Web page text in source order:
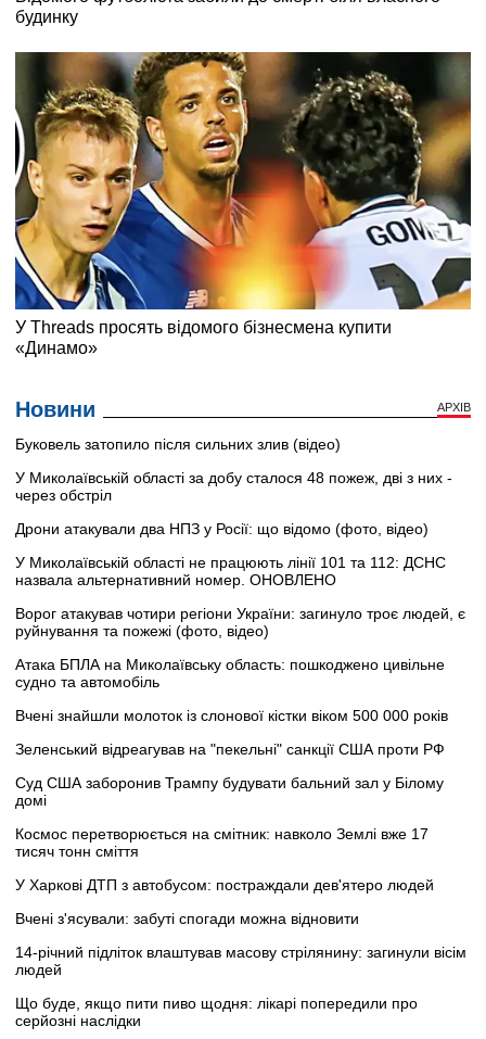
Новини АРХІВ
Буковель затопило після сильних злив (відео)
У Миколаївській області за добу сталося 48 пожеж, дві з них -
через обстріл
Дрони атакували два НПЗ у Росії: що відомо (фото, відео)
У Миколаївській області не працюють лінії 101 та 112: ДСНС
назвала альтернативний номер. ОНОВЛЕНО
Ворог атакував чотири регіони України: загинуло троє людей, є
руйнування та пожежі (фото, відео)
Атака БПЛА на Миколаївську область: пошкоджено цивільне
судно та автомобіль
Вчені знайшли молоток із слонової кістки віком 500 000 років
Зеленський відреагував на "пекельні" санкції США проти РФ
Суд США заборонив Трампу будувати бальний зал у Білому
домі
Космос перетворюється на смітник: навколо Землі вже 17
тисяч тонн сміття
У Харкові ДТП з автобусом: постраждали дев'ятеро людей
Вчені з'ясували: забуті спогади можна відновити
14-річний підліток влаштував масову стрілянину: загинули вісім
людей
Що буде, якщо пити пиво щодня: лікарі попередили про
серйозні наслідки